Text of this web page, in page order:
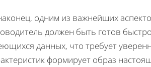
одним из важнейших
должен быть готов
данных, что требует
формирует образ